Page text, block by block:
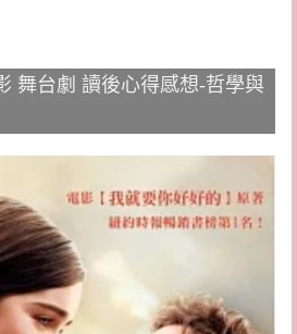
舞台劇 讀後心得感想-哲學與